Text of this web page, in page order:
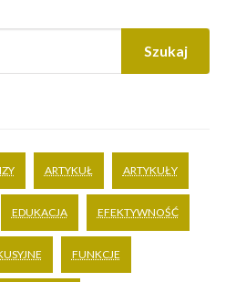
Szukaj
ARTYKUŁ ARTYKUŁY
EDUKACJA EFEKTYWNOŚĆ
FUNKCJE